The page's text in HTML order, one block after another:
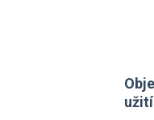
užití